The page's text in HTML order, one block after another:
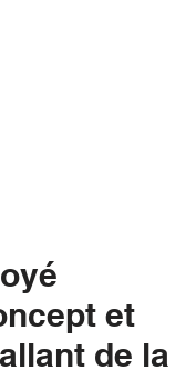
et
de la